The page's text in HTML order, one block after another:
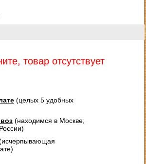
товар отсутствует
(целых 5 удобных
(находимся в Москве,